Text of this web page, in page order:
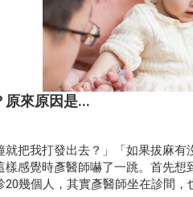
原來原因是...
就把我打發出去？」「如果拔麻
感覺時彥醫師嚇了一跳。首先
幾個人，其實彥醫師坐在診間，